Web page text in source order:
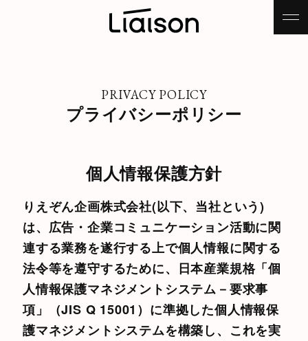
PRIVACY POLICY
プライバシーポリシー
個人情報保護方針
りえぞん企画株式会社(以下、当社という)
は、広告・企業コミュニケーション活動に関
連する業務を遂行する上で個人情報に関する
法令等を遵守するために、日本産業規格「個
人情報保護マネジメントシステム－要求事
項」（JIS Q 15001）に準拠した個人情報保
護マネジメントシステムを構築し、これを実